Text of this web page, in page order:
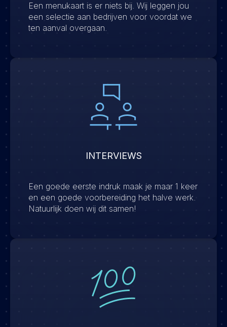
Een menukaart is er niets bij. Wij leggen jou
een selectie aan bedrijven voor voordat we
ten aanval overgaan.
INTERVIEWS
Een goede eerste indruk maak je maar 1 keer
en een goede voorbereiding het halve werk.
Natuurlijk doen wij dit samen!